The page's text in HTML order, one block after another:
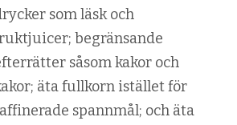
som läsk och
begränsande
såsom kakor och
äta fullkorn istället för
spannmål; och äta